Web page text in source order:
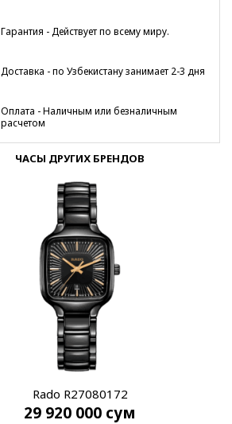
Гарантия - Действует по всему миру.
Доставка - по Узбекистану занимает 2-3 дня
Оплата - Наличным или безналичным
расчетом
ЧАСЫ ДРУГИХ БРЕНДОВ
Rado R27080172
29 920 000 сум